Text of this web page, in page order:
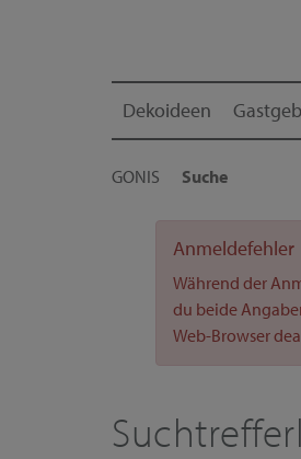
Dekoideen
GONIS Suche
Anmeldefehler
Während der
du beide
Web-Browser